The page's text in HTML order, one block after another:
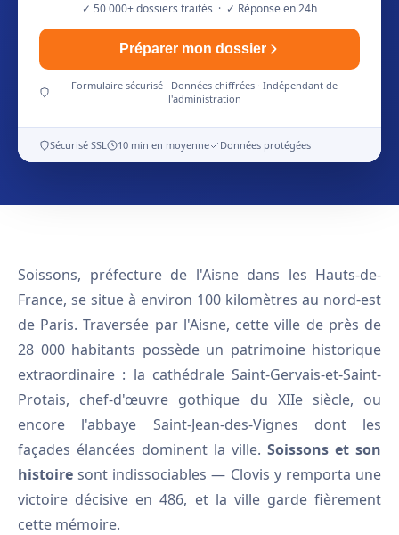
✓ 50 000+ dossiers traités · ✓ Réponse en 24h
Préparer mon dossier
Formulaire sécurisé · Données chiffrées · Indépendant de
l'administration
Sécurisé SSL 10 min en moyenne Données protégées
Soissons, préfecture de l'Aisne dans les Hauts-de-
France, se situe à environ 100 kilomètres au nord-est
de Paris. Traversée par l'Aisne, cette ville de près de
28 000 habitants possède un patrimoine historique
extraordinaire : la cathédrale Saint-Gervais-et-Saint-
Protais, chef-d'œuvre gothique du XIIe siècle, ou
encore l'abbaye Saint-Jean-des-Vignes dont les
façades élancées dominent la ville. Soissons et son
histoire sont indissociables — Clovis y remporta une
victoire décisive en 486, et la ville garde fièrement
cette mémoire.